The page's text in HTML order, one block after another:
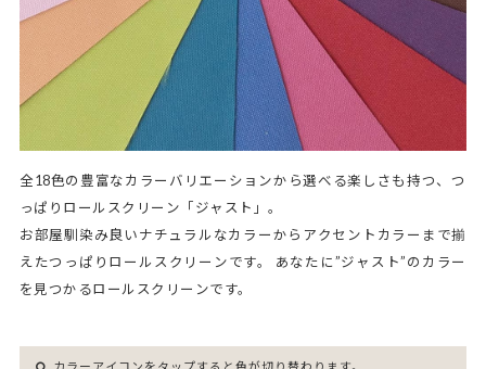
全18色の豊富なカラーバリエーションから選べる楽しさも持つ、つ
っぱりロールスクリーン「ジャスト」。
お部屋馴染み良いナチュラルなカラーからアクセントカラーまで揃
えたつっぱりロールスクリーンです。 あなたに”ジャスト”のカラー
を見つかるロールスクリーンです。